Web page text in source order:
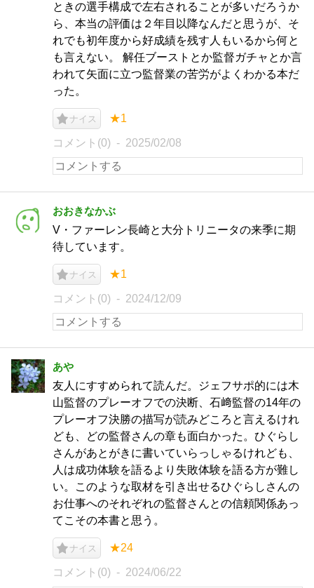
ときの選手構成で左右されることが多いだろうか
ら、本当の評価は２年目以降なんだと思うが、そ
れでも初年度から好成績を残す人もいるから何と
も言えない。 解任ブーストとか監督ガチャとか言
われて矢面に立つ監督業の苦労がよくわかる本だ
った。
ナイス ★1
コメント(0) 2025/02/08
おおきなかぶ
V・ファーレン長崎と大分トリニータの来季に期
待しています。
ナイス ★1
コメント(0) 2024/12/09
あや
友人にすすめられて読んだ。ジェフサポ的には木
山監督のプレーオフでの決断、石﨑監督の14年の
プレーオフ決勝の描写が読みどころと言えるけれ
ども、どの監督さんの章も面白かった。ひぐらし
さんがあとがきに書いていらっしゃるけれども、
人は成功体験を語るより失敗体験を語る方が難し
い。このような取材を引き出せるひぐらしさんの
お仕事へのそれぞれの監督さんとの信頼関係あっ
てこその本書と思う。
ナイス ★24
コメント(0) 2024/06/22